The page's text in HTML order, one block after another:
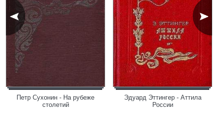
Петр Сухонин - На рубеже
столетий
Эдуард Эттингер - Аттила
России